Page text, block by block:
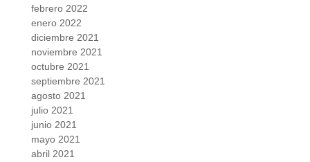
febrero 2022
enero 2022
diciembre 2021
noviembre 2021
octubre 2021
septiembre 2021
agosto 2021
julio 2021
junio 2021
mayo 2021
abril 2021